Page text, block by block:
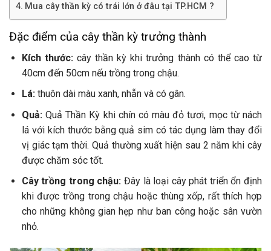
Mua cây thần kỳ có trái lớn ở đâu tại TP.HCM ?
Đặc điểm của cây thần kỳ trưởng thành
Kích thước:cây thần kỳ khi trưởng thành có thể cao từ
40cm đến 50cm nếu trồng trong chậu.
Lá: thuôn dài màu xanh, nhẵn và có gân.
Quả:Quả Thần Kỳ khi chín có màu đỏ tươi, mọc từ nách
lá với kích thước bằng quả sim có tác dụng làm thay đổi
vị giác tạm thời. Quả thường xuất hiện sau 2 năm khi cây
được chăm sóc tốt.
Cây trồng trong chậu: Đây là loại cây phát triển ổn định
khi được trồng trong chậu hoặc thùng xốp, rất thích hợp
cho những không gian hẹp như ban công hoặc sân vườn
nhỏ.